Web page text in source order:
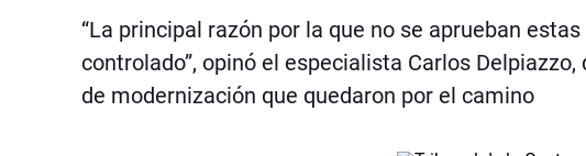
“La principal razón por la que no se aprueban
controlado”, opinó el especialista Carlos
de modernización que quedaron por el camino